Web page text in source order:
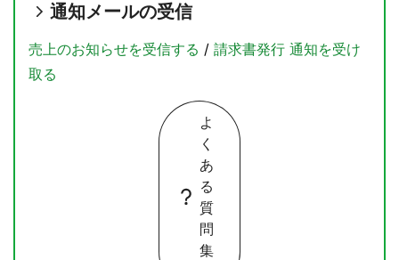
通知メールの受信
売上のお知らせを受信する / 請求書発行 通知を受け
取る
よ
く
あ
る
質
問
集